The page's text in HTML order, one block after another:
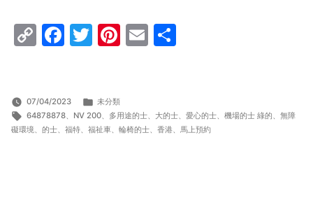
CopyFacebook
Twitter
Pinterest
Email
07/04/2023
分
類:
未分類
標
籤:
64878878、 NV 200、 多用途的士、 大的士、 愛心的士、 機場的士 綠的、 無障
礙環境、 的士、 福特、 福祉車、 輪椅的士、 香港、 馬上預約